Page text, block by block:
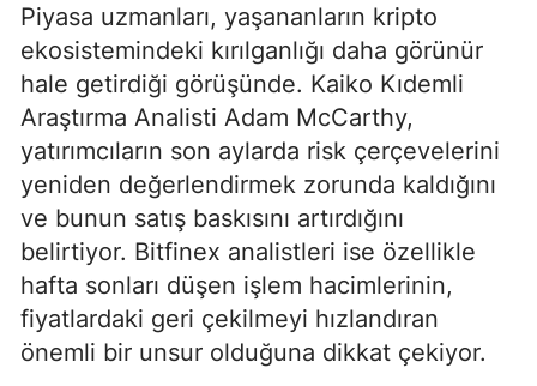
Piyasa uzmanları, yaşananların kripto
ekosistemindeki kırılganlığı daha görünür
hale getirdiği görüşünde. Kaiko Kıdemli
Araştırma Analisti Adam McCarthy,
yatırımcıların son aylarda risk çerçevelerini
yeniden değerlendirmek zorunda kaldığını
ve bunun satış baskısını artırdığını
belirtiyor. Bitfinex analistleri ise özellikle
hafta sonları düşen işlem hacimlerinin,
fiyatlardaki geri çekilmeyi hızlandıran
önemli bir unsur olduğuna dikkat çekiyor.